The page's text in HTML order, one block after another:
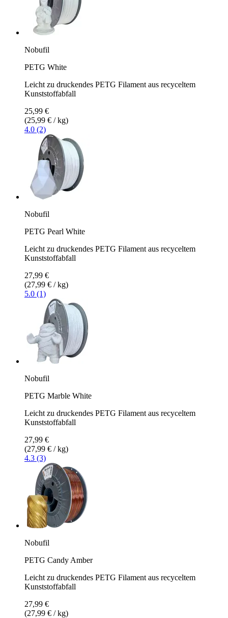
Nobufil
PETG White
Leicht zu druckendes PETG Filament aus recyceltem
Kunststoffabfall
25,99 €
(25,99 € / kg)
4.0 (2)
Nobufil
PETG Pearl White
Leicht zu druckendes PETG Filament aus recyceltem
Kunststoffabfall
27,99 €
(27,99 € / kg)
5.0 (1)
Nobufil
PETG Marble White
Leicht zu druckendes PETG Filament aus recyceltem
Kunststoffabfall
27,99 €
(27,99 € / kg)
4.3 (3)
Nobufil
PETG Candy Amber
Leicht zu druckendes PETG Filament aus recyceltem
Kunststoffabfall
27,99 €
(27,99 € / kg)